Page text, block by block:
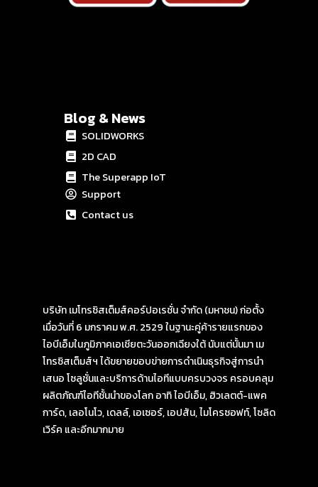
Blog & News
SOLIDWORKS
2D CAD
The Superapp IoT
Support
Contact us
บริษัท เมโทรซิสเต็มส์คอร์ปอเรชั่น จำกัด (มหาชน) ก่อตั้ง
เมื่อวันที่ 6 มกราคม พ.ศ. 2529 ในฐานะคู่ค้ารายแรกของ
ไอบีเอ็มในภูมิภาคเอเชียตะวันออกเฉียงใต้ นับแต่นั้นมา เม
โทรซิสเต็มส์ฯ ได้ขยายขอบข่ายการดำเนินธุรกิจสู่การนำ
เสนอ โซลูชั่นและบริการด้านไอทีแบบครบวงจร ครอบคลุม
ผลิตภัณฑ์ไอทีชั้นนำของโลก อาทิ ไอบีเอ็ม, ฮิวเลตต์-แพค
การ์ด, เลอโนโว, เดลล์, เอเซอร์, เอปสัน, ไมโครซอฟท์, โซลิด
เวิร์ค และอีกมากมาย